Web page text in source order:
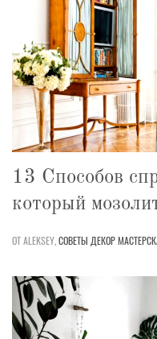
13 Способов
который
ОТ ALEKSEY,СОВЕТЫ ДЕКОР